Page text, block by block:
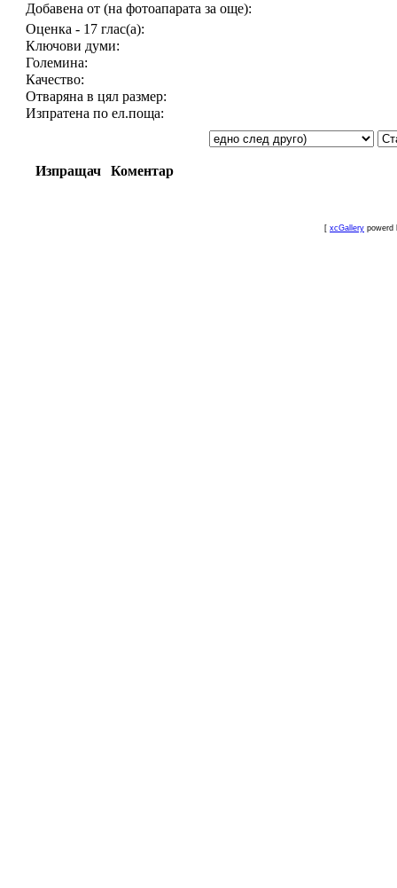
Добавена от (на фотоапарата за още):
Оценка - 17 глас(а):
Ключови думи:
Големина:
Качество:
Отваряна в цял размер:
Изпратена по ел.поща:
Изпращач Коментар
[ xcGallery